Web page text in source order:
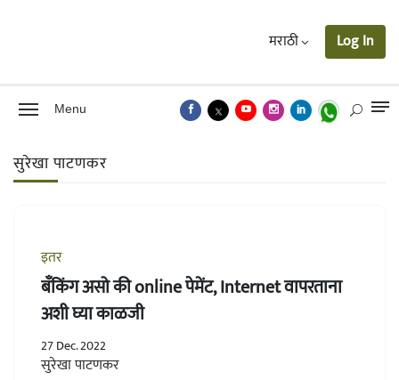
मराठी Log In
Menu
सुरेखा पाटणकर
इतर
बँकिंग असो की online पेमेंट, Internet वापरताना
अशी घ्या काळजी
27 Dec. 2022
सुरेखा पाटणकर